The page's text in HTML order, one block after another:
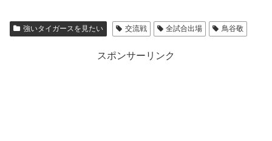
強いタイガースを見たい 交流戦 全試合出場 鳥谷敬
スポンサーリンク